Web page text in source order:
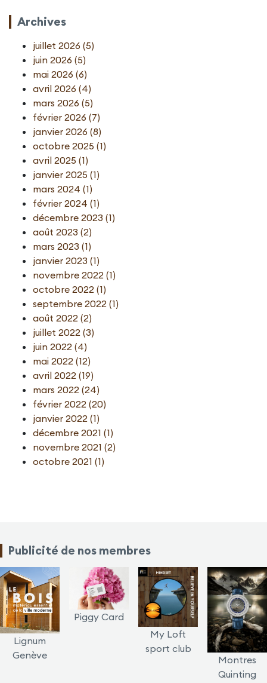
Archives
juillet 2026 (5)
juin 2026 (5)
mai 2026 (6)
avril 2026 (4)
mars 2026 (5)
février 2026 (7)
janvier 2026 (8)
octobre 2025 (1)
avril 2025 (1)
janvier 2025 (1)
mars 2024 (1)
février 2024 (1)
décembre 2023 (1)
août 2023 (2)
mars 2023 (1)
janvier 2023 (1)
novembre 2022 (1)
octobre 2022 (1)
septembre 2022 (1)
août 2022 (2)
juillet 2022 (3)
juin 2022 (4)
mai 2022 (12)
avril 2022 (19)
mars 2022 (24)
février 2022 (20)
janvier 2022 (1)
décembre 2021 (1)
novembre 2021 (2)
octobre 2021 (1)
Publicité de nos membres
Lignum
Genève
Piggy Card
My Loft
sport club
Montres
Quinting